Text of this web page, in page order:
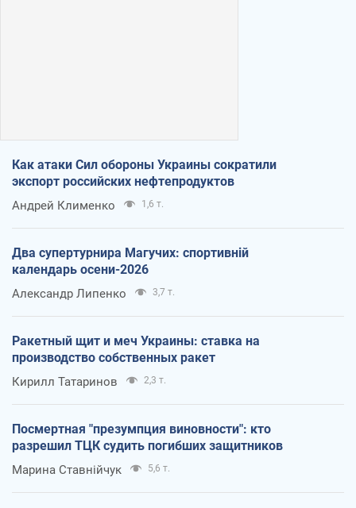
Как атаки Сил обороны Украины сократили
экспорт российских нефтепродуктов
Андрей Клименко 1,6 т.
Два супертурнира Магучих: спортивній
календарь осени-2026
Александр Липенко 3,7 т.
Ракетный щит и меч Украины: ставка на
производство собственных ракет
Кирилл Татаринов 2,3 т.
Посмертная "презумпция виновности": кто
разрешил ТЦК судить погибших защитников
Марина Ставнійчук 5,6 т.